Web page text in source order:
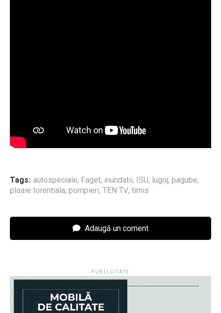
Tags: autospeciale, Faget, inundatii, ISU, lugoj, pagube,
ploaie torentiala, pompieri, TEN TV, timis
Adaugă un coment
PUBLICITATE